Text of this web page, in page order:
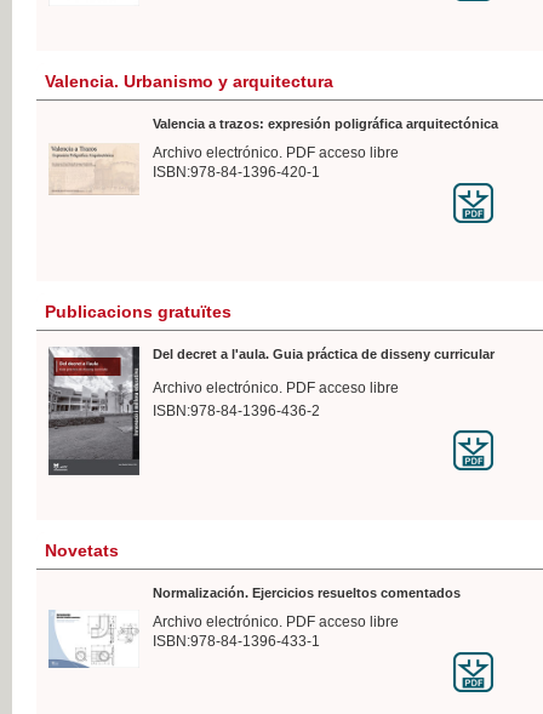
Valencia. Urbanismo y arquitectura
Valencia a trazos: expresión poligráfica arquitectónica
Archivo electrónico. PDF acceso libre
ISBN:978-84-1396-420-1
Publicacions gratuïtes
Del decret a l'aula. Guia práctica de disseny curricular
Archivo electrónico. PDF acceso libre
ISBN:978-84-1396-436-2
Novetats
Normalización. Ejercicios resueltos comentados
Archivo electrónico. PDF acceso libre
ISBN:978-84-1396-433-1